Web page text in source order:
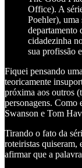
Office). A
Poehler),
departamento
cidadezinha
sua profissão
Fiquei pensando
teoricamente
próxima aos outros
personagens. Como
Swanson e Tom
Tirando o fato da
roteiristas quiseram,
afirmar que a